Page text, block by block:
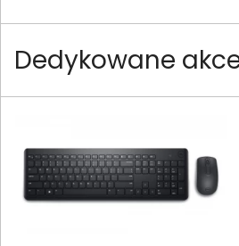
Dedykowane